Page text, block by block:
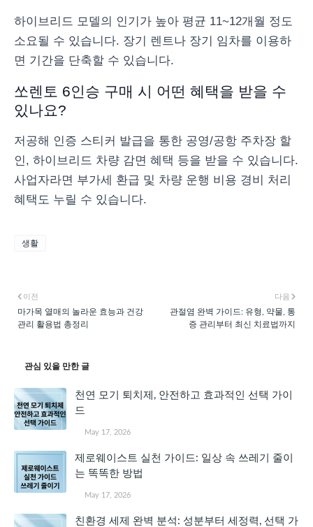
하이브리드 모델의 인기가 높아 평균 11~12개월 정도
소요될 수 있습니다. 장기 렌트나 장기 임차를 이용하
면 기간을 단축할 수 있습니다.
쏘렌토 6인승 구매 시 어떤 혜택을 받을 수
있나요?
저공해 인증 스티커 발급을 통한 공영/공항 주차장 할
인, 하이브리드 차량 감면 혜택 등을 받을 수 있습니다.
사업자라면 부가세 환급 및 차량 운행 비용 경비 처리
혜택도 누릴 수 있습니다.
생활
다음
관절염 완벽 가이드: 유형, 약물, 통
증 관리부터 최신 치료법까지
이전
마가목 열매의 놀라운 효능과 건강
관리 활용법 총정리
관심 있을 만한 글
천연 모기 퇴치제, 안전하고 효과적인 선택 가이
드
May 17, 2026
제로웨이스트 실천 가이드: 일상 속 쓰레기 줄이
는 똑똑한 방법
May 17, 2026
친환경 세제 완벽 분석: 성분부터 세정력, 선택 가